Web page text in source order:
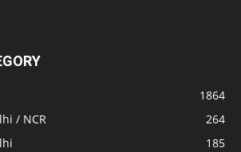
1864
/ NCR
264
185